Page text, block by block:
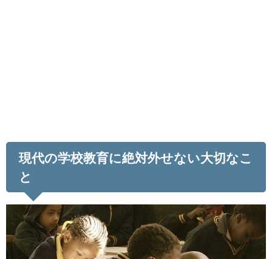
現代の学校教育に絶対外せない大切なこ
と